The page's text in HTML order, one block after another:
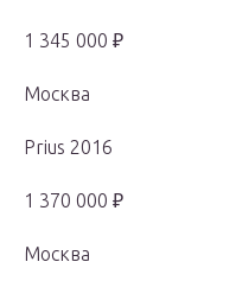
1 345 000 ₽
Москва
Prius 2016
1 370 000 ₽
Москва